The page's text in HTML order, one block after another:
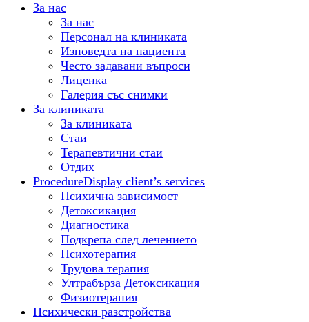
За нас
За нас
Персонал на клиниката
Изповедта на пациента
Често задавани въпроси
Лиценка
Галерия със снимки
За клиниката
За клиниката
Стаи
Терапевтични стаи
Отдих
ProcedureDisplay client’s services
Психична зависимост
Детоксикация
Диагностика
Подкрепа след лечението
Психотерапия
Трудова терапия
Ултрабърза Детоксикация
Физиотерапия
Психически разстройства